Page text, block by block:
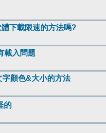
下載限速的方法嗎?
載入問題
顏色&大小的方法
的